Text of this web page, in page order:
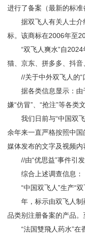
进行了备案（最新的标
据双飞人有关人士介绍
标。该商标在2006年至
“双飞人爽水”自2024
猫、京东、拼多多、抖
//关于中外双飞人的“
据各类信息显示：由于
嫌“仿冒”、“抢注”等各类文
我们日前与“中国双飞
余年来一直严格按照中
媒体发布的文字及视频
//由“优思益”事件引发
综合上述调查信息：
“中国双飞人”生产“双
年，标示由双飞人制药
品类别注册备案的产品
“法国雙飛人药水”在香